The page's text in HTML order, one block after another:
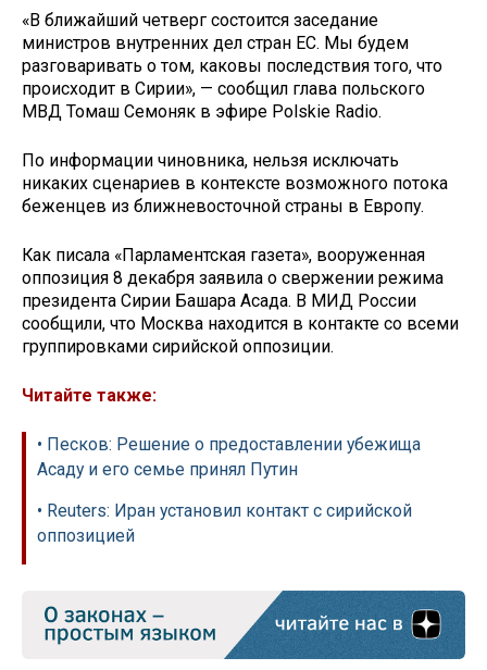
«В ближайший четверг состоится заседание
министров внутренних дел стран ЕС. Мы будем
разговаривать о том, каковы последствия того, что
происходит в Сирии», — сообщил глава польского
МВД Томаш Семоняк в эфире Polskie Radio.
По информации чиновника, нельзя исключать
никаких сценариев в контексте возможного потока
беженцев из ближневосточной страны в Европу.
Как писала «Парламентская газета», вооруженная
оппозиция 8 декабря заявила о свержении режима
президента Сирии Башара Асада. В МИД России
сообщили, что Москва находится в контакте со всеми
группировками сирийской оппозиции.
Читайте также:
• Песков: Решение о предоставлении убежища
Асаду и его семье принял Путин
• Reuters: Иран установил контакт с сирийской
оппозицией